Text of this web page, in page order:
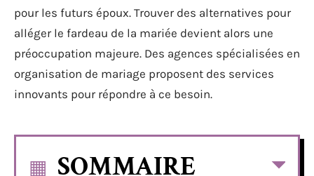
pour les futurs époux. Trouver des alternatives pour
alléger le fardeau de la mariée devient alors une
préoccupation majeure. Des agences spécialisées en
organisation de mariage proposent des services
innovants pour répondre à ce besoin.
SOMMAIRE